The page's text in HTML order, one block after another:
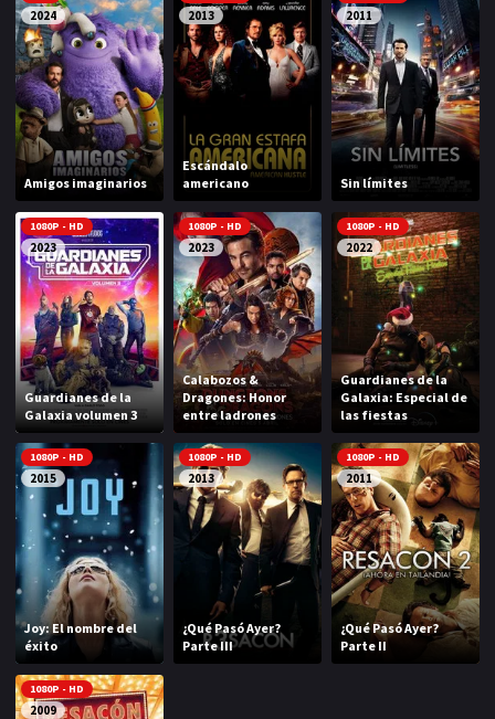
Drama Familia
DISNEY
HBO MAX
AMAZON PRIME
NETFLIX
AÑOS
2023 2022
2021 2020
2019 2018
2014
2002 2001
2000 1990
SERIES
PELICULAS
2024
Amigos imaginarios
2013
Escándalo
americano
2011
Sin límites
1080P - HD
2023
Guardianes de la
Galaxia volumen 3
1080P - HD
2023
Calabozos &
Dragones: Honor
entre ladrones
1080P - HD
2022
Guardianes de la
Galaxia: Especial de
las fiestas
1080P - HD
2015
Joy: El nombre del
éxito
1080P - HD
2013
¿Qué Pasó Ayer?
Parte III
1080P - HD
2011
¿Qué Pasó Ayer?
Parte II
1080P - HD
2009